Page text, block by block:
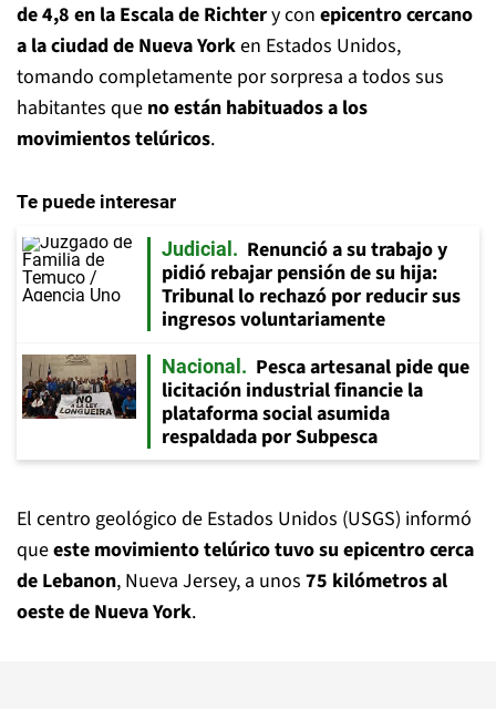
de 4,8 en la Escala de Richtery con epicentro cercano
a la ciudad de Nueva Yorken Estados Unidos,
tomando completamente por sorpresa a todos sus
habitantes que no están habituados a los
movimientos telúricos.
Te puede interesar
Judicial
Renunció a su trabajo y
pidió rebajar pensión de su hija:
Tribunal lo rechazó por reducir sus
ingresos voluntariamente
Nacional
Pesca artesanal pide que
licitación industrial financie la
plataforma social asumida
respaldada por Subpesca
El centro geológico de Estados Unidos (USGS) informó
queeste movimiento telúrico tuvo su epicentro cerca
de Lebanon, Nueva Jersey, a unos 75 kilómetros al
oeste de Nueva York.